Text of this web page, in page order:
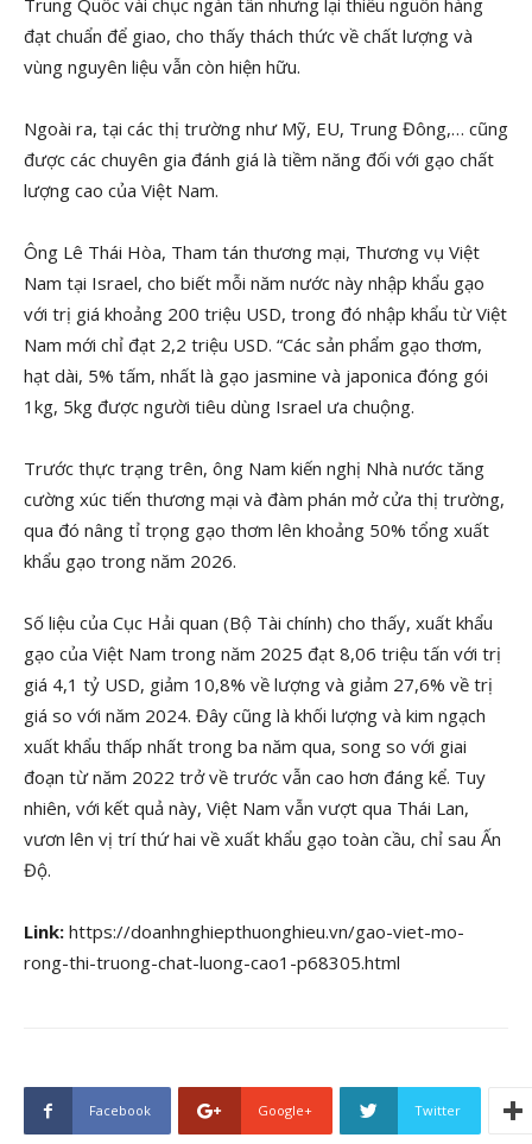
Trung Quốc vài chục ngàn tấn nhưng lại thiếu nguồn hàng
đạt chuẩn để giao, cho thấy thách thức về chất lượng và
vùng nguyên liệu vẫn còn hiện hữu.
Ngoài ra, tại các thị trường như Mỹ, EU, Trung Đông,… cũng
được các chuyên gia đánh giá là tiềm năng đối với gạo chất
lượng cao của Việt Nam.
Ông Lê Thái Hòa, Tham tán thương mại, Thương vụ Việt
Nam tại Israel, cho biết mỗi năm nước này nhập khẩu gạo
với trị giá khoảng 200 triệu USD, trong đó nhập khẩu từ Việt
Nam mới chỉ đạt 2,2 triệu USD. “Các sản phẩm gạo thơm,
hạt dài, 5% tấm, nhất là gạo jasmine và japonica đóng gói
1kg, 5kg được người tiêu dùng Israel ưa chuộng.
Trước thực trạng trên, ông Nam kiến nghị Nhà nước tăng
cường xúc tiến thương mại và đàm phán mở cửa thị trường,
qua đó nâng tỉ trọng gạo thơm lên khoảng 50% tổng xuất
khẩu gạo trong năm 2026.
Số liệu của Cục Hải quan (Bộ Tài chính) cho thấy, xuất khẩu
gạo của Việt Nam trong năm 2025 đạt 8,06 triệu tấn với trị
giá 4,1 tỷ USD, giảm 10,8% về lượng và giảm 27,6% về trị
giá so với năm 2024. Đây cũng là khối lượng và kim ngạch
xuất khẩu thấp nhất trong ba năm qua, song so với giai
đoạn từ năm 2022 trở về trước vẫn cao hơn đáng kể. Tuy
nhiên, với kết quả này, Việt Nam vẫn vượt qua Thái Lan,
vươn lên vị trí thứ hai về xuất khẩu gạo toàn cầu, chỉ sau Ấn
Độ.
Link: https://doanhnghiepthuonghieu.vn/gao-viet-mo-
rong-thi-truong-chat-luong-cao1-p68305.html
Facebook Google+ Twitter